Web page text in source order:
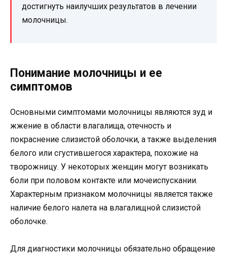
достигнуть наилучших результатов в лечении
молочницы.
Понимание молочницы и ее
симптомов
Основными симптомами молочницы являются зуд и
жжение в области влагалища, отечность и
покраснение слизистой оболочки, а также выделения
белого или сгустившегося характера, похожие на
творожницу. У некоторых женщин могут возникать
боли при половом контакте или мочеиспускании.
Характерным признаком молочницы является также
наличие белого налета на влагалищной слизистой
оболочке.
Для диагностики молочницы обязательно обращение